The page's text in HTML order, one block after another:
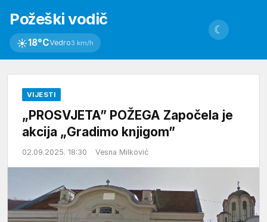
Požeški vodič
☀18°CVedro3 km/h
☾
VIJESTI
„PROSVJETA” POŽEGA Započela je
akcija „Gradimo knjigom”
02.09.2025. 18:30 Vesna Milković